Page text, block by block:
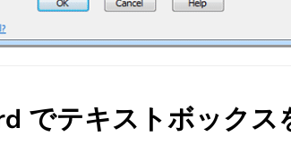
でテキストボックス